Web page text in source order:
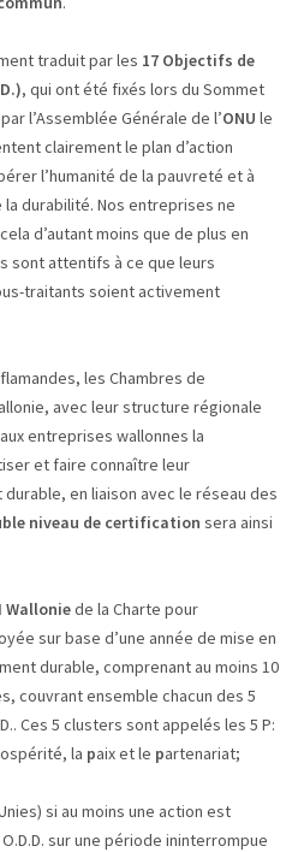
traduit par les 17 Objectifs de
, qui ont été fixés lors du Sommet
l’Assemblée Générale de l’ONU le
clairement le plan d’action
l’humanité de la pauvreté et à
durabilité. Nos entreprises ne
d’autant moins que de plus en
sont attentifs à ce que leurs
traitants soient activement
les Chambres de
avec leur structure régionale
entreprises wallonnes la
et faire connaître leur
en liaison avec le réseau des
niveau de certification sera ainsi
Walloniede la Charte pour
sur base d’une année de mise en
durable, comprenant au moins 10
couvrant ensemble chacun des 5
Ces 5 clusters sont appelés les 5 P:
la paix et le partenariat;
si au moins une action est
sur une période ininterrompue